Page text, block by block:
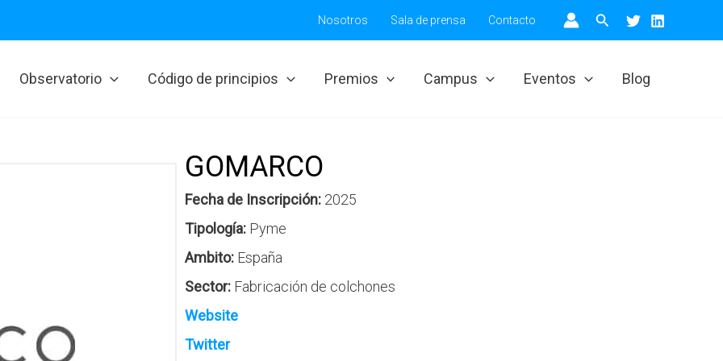
Nosotros Sala de prensa Contacto Buscar
Observatorio Código de principios Premios Campus Eventos Blog
GOMARCO
Fecha de Inscripción: 2025
Tipología: Pyme
Ambito: España
Sector: Fabricación de colchones
Website
Twitter